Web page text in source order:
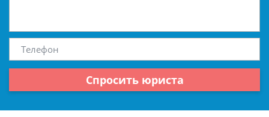
Спросить юриста